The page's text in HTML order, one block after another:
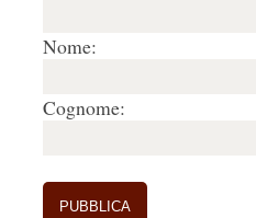
Nome:
Cognome: